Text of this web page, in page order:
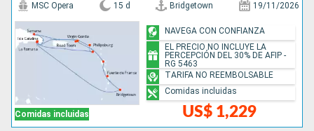
Comidas incluidas
MSC Opera 15 d Bridgetown 19/11/2026
US$ 1,229
NAVEGA CON CONFIANZA
EL PRECIO NO INCLUYE LA
PERCEPCIÓN DEL 30% DE AFIP -
RG 5463
TARIFA NO REEMBOLSABLE
Comidas incluidas